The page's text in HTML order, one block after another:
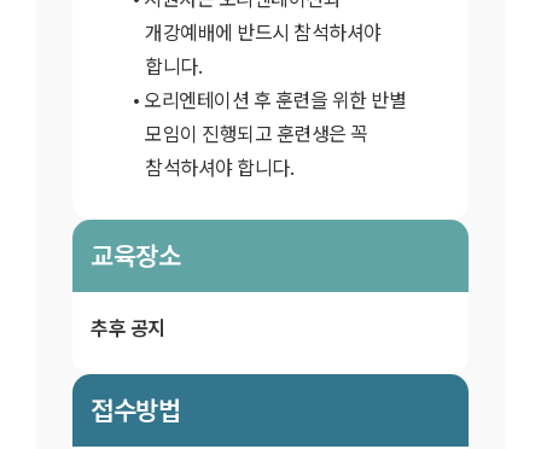
개강예배에 반드시 참석하셔야
합니다.
오리엔테이션 후 훈련을 위한 반별
모임이 진행되고 훈련생은 꼭
참석하셔야 합니다.
교육장소
추후 공지
접수방법